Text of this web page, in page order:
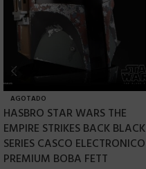
AGOTADO
HASBRO STAR WARS THE
EMPIRE STRIKES BACK BLACK
SERIES CASCO ELECTRONICO
PREMIUM BOBA FETT